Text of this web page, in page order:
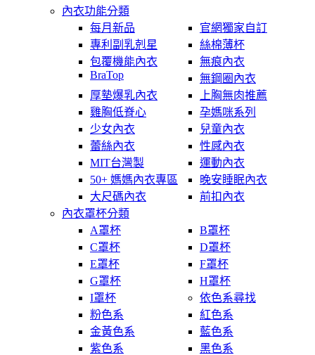
內衣功能分類
每月新品
官網獨家自訂
專利副乳剋星
絲棉薄杯
包覆機能內衣
無痕內衣
BraTop
無鋼圈內衣
厚墊爆乳內衣
上胸無肉推薦
雞胸低脊心
孕媽咪系列
少女內衣
兒童內衣
蕾絲內衣
性感內衣
MIT台灣製
運動內衣
50+ 媽媽內衣專區
晚安睡眠內衣
大尺碼內衣
前扣內衣
內衣罩杯分類
A罩杯
B罩杯
C罩杯
D罩杯
E罩杯
F罩杯
G罩杯
H罩杯
I罩杯
依色系尋找
粉色系
紅色系
金黃色系
藍色系
紫色系
黑色系